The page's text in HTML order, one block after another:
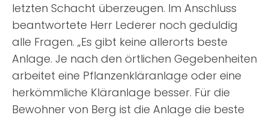
letzten Schacht überzeugen. Im Anschluss
beantwortete Herr Lederer noch geduldig
alle Fragen. „Es gibt keine allerorts beste
Anlage. Je nach den örtlichen Gegebenheiten
arbeitet eine Pflanzenkläranlage oder eine
herkömmliche Kläranlage besser. Für die
Bewohner von Berg ist die Anlage die beste